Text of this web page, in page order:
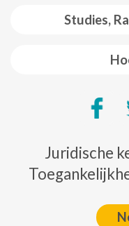
Studies,
Juridische